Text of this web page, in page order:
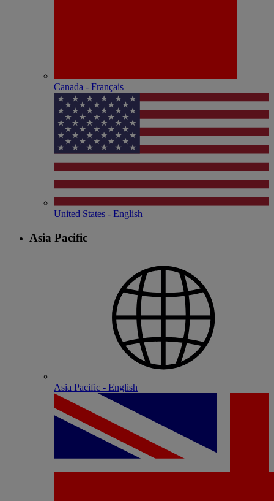
Canada - Français
United States - English
Asia Pacific
Asia Pacific - English